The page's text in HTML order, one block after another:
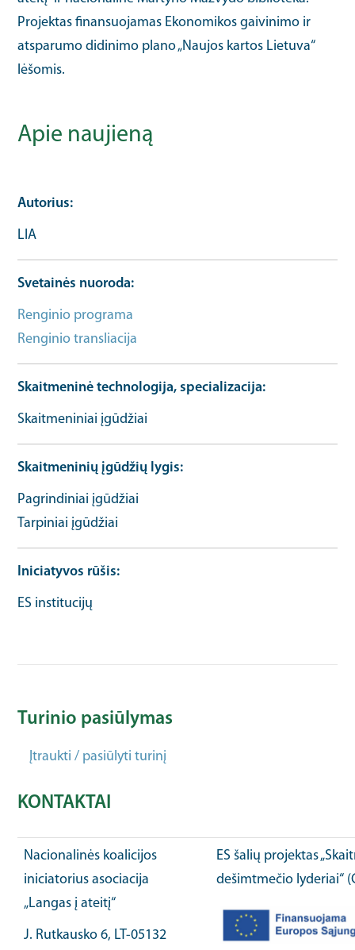
Projektas finansuojamas Ekonomikos gaivinimo ir
atsparumo didinimo plano „Naujos kartos Lietuva“
lėšomis.
Apie naujieną
Autorius
LIA
Svetainės nuoroda
Renginio programa
Renginio transliacija
Skaitmeninė technologija, specializacija
Skaitmeniniai įgūdžiai
Skaitmeninių įgūdžių lygis
Pagrindiniai įgūdžiai
Tarpiniai įgūdžiai
Iniciatyvos rūšis
ES institucijų
Turinio pasiūlymas
Įtraukti / pasiūlyti turinį
KONTAKTAI
Nacionalinės koalicijos
iniciatorius asociacija
„Langas į ateitį“
J. Rutkausko 6, LT-05132
ES šalių projektas
dešimtmečio lyderiai“